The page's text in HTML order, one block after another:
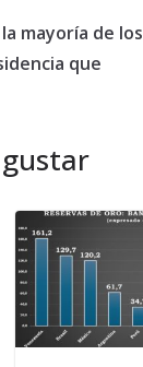
mayoría de los
que